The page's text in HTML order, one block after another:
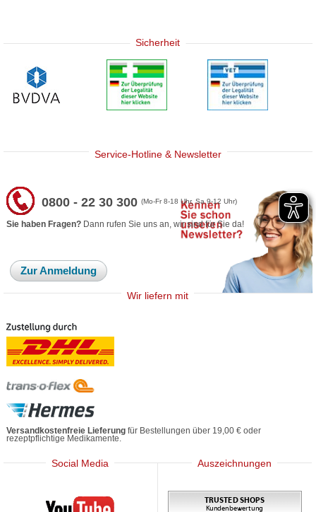
Sicherheit
Service-Hotline & Newsletter
0800 - 22 30 300(Mo-Fr 8-18 Uhr, Sa 9-12 Uhr)
Sie haben Fragen? Dann rufen Sie uns an, wir sind für Sie da!
Zur Anmeldung
Wir liefern mit
Versandkostenfreie Lieferung für Bestellungen über 19,00 € oder
rezeptpflichtige Medikamente.
Social Media
Mediherz
Auszeichnungen